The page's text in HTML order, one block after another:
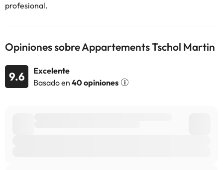
Algunos de los servicios detallados pueden ser de pago. Puedes
profesional.
Opiniones sobre Appartements Tschol Martin
9.6
Excelente
Basado en 40 opiniones